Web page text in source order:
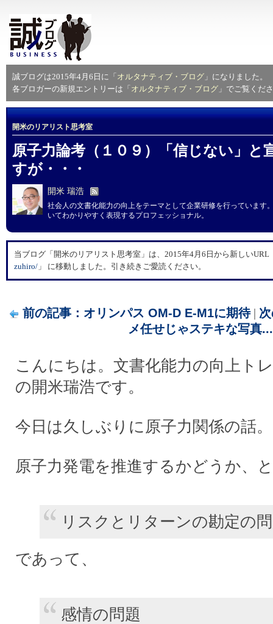
誠ブログは2015年4月6日に「 オルタナティブ・ブログ 」になりました。
各ブロガーの新規エントリーは「 オルタナティブ・ブログ 」でご覧くだ
開米のリアリスト思考室
原子力論考（１０９）「信じない」と
すが・・・
開米 瑞浩
社会人の文書化能力の向上をテーマとして企業研修を行っています
いてわかりやすく表現するプロフェッショナル。
当ブログ「開米のリアリスト思考室」は、2015年4月6日から新しいURL
zuhiro/ 」 に移動しました。引き続きご愛読ください。
前の記事：オリンパス OM-D E-M1に期待|
メ任せじゃステキな写真...
こんにちは。文書化能力の向上ト
の開米瑞浩です。
今日は久しぶりに原子力関係の話。
原子力発電を推進するかどうか、
リスクとリターンの勘定の
であって、
感情の問題